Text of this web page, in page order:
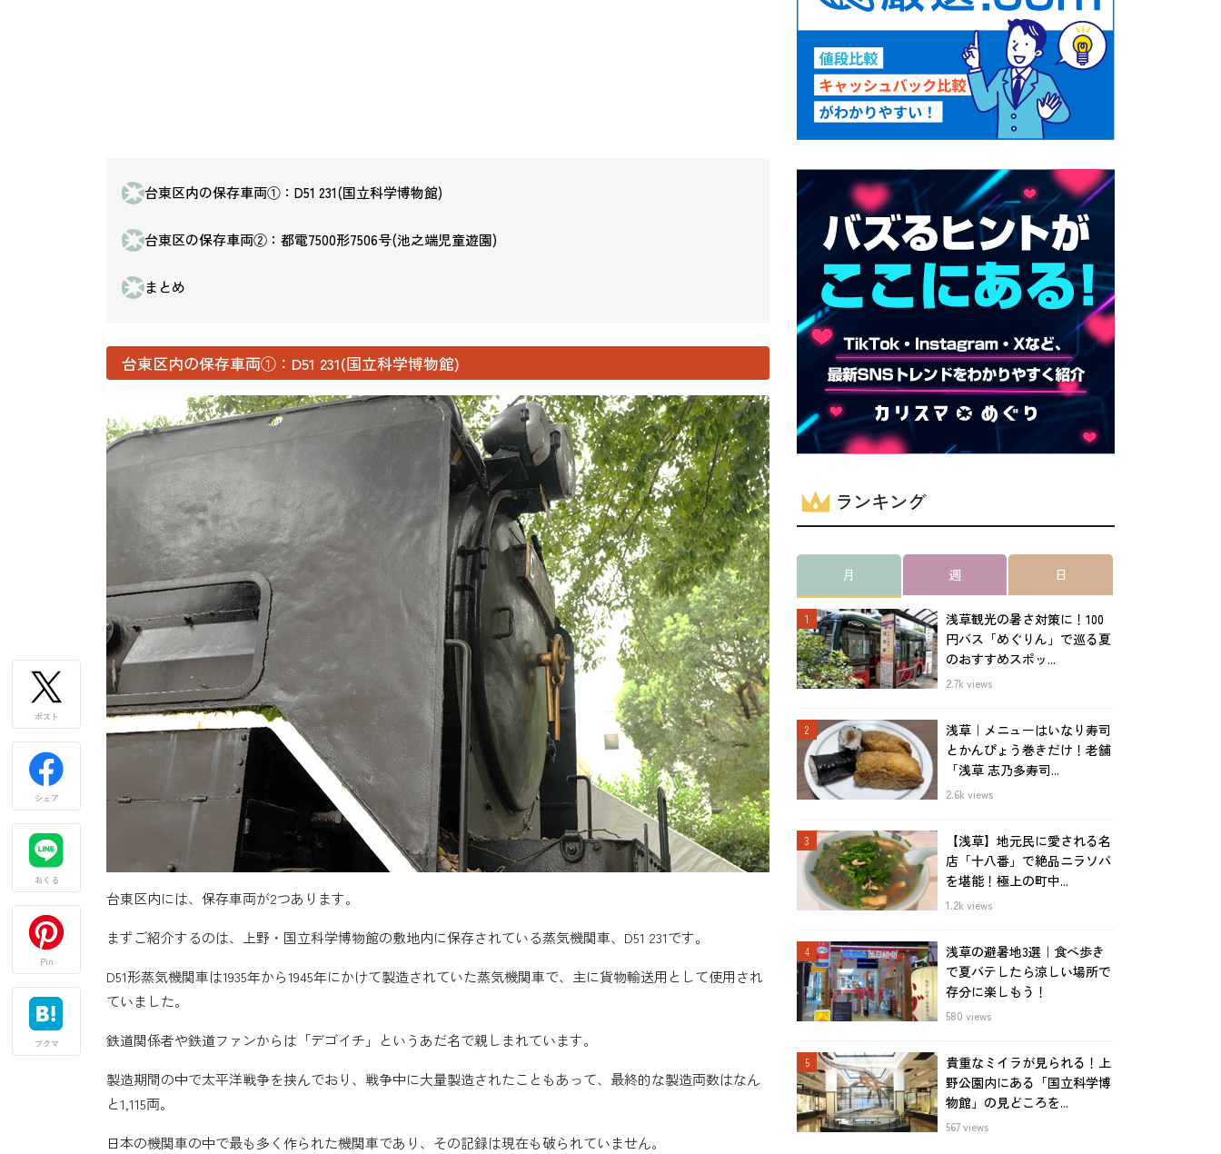
台東区内の保存車両①：D51 231(国立科学博物館)
台東区の保存車両②：都電7500形7506号(池之端児童遊園)
まとめ
台東区内の保存車両①：D51 231(国立科学博物館)
台東区内には、保存車両が2つあります。
まずご紹介するのは、上野・国立科学博物館の敷地内に保存されている蒸気機関車、D51 231です。
D51形蒸気機関車は1935年から1945年にかけて製造されていた蒸気機関車で、主に貨物輸送用として使用され
ていました。
鉄道関係者や鉄道ファンからは「デゴイチ」というあだ名で親しまれています。
製造期間の中で太平洋戦争を挟んでおり、戦争中に大量製造されたこともあって、最終的な製造両数はなん
と1,115両。
日本の機関車の中で最も多く作られた機関車であり、その記録は現在も破られていません。
ランキング
月 週 日
浅草観光の暑さ対策に！100
円バス「めぐりん」で巡る夏
のおすすめスポッ...
2.7k views
浅草｜メニューはいなり寿司
とかんぴょう巻きだけ！老舗
「浅草 志乃多寿司...
2.6k views
【浅草】地元民に愛される名
店「十八番」で絶品ニラソバ
を堪能！極上の町中...
1.2k views
浅草の避暑地3選｜食べ歩き
で夏バテしたら涼しい場所で
存分に楽しもう！
580 views
貴重なミイラが見られる！上
野公園内にある「国立科学博
物館」の見どころを...
567 views
ポスト
シェア
おくる
Pin
ブクマ